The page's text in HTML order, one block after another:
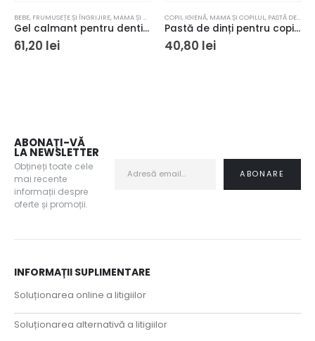
BEBE, FRUMUSEȚE ȘI ÎNGRIJIRE, MAMA ȘI COPILUL
Gel calmant pentru dentiție, Calmosine, cu extracte din plante, 15 ml
61,20 lei
COPII, IGIENĂ, MAMA ȘI COPILUL, PASTĂ DE DINȚI
Pastă de dinți pentru copii, Homeodent, Boiron, cu extracte din plante și fluor 50 ml
40,80 lei
ABONAȚI-VĂ
LA NEWSLETTER
Obțineți toate cele
mai recente
informații despre
oferte și promoții.
INFORMAȚII SUPLIMENTARE
Soluționarea online a litigiilor
Soluționarea alternativă a litigiilor